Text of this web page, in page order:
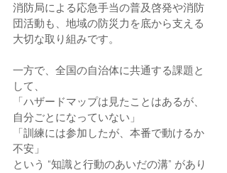
消防局による応急手当の普及啓発や消防
団活動も、地域の防災力を底から支える
大切な取り組みです。
一方で、全国の自治体に共通する課題と
して、
「ハザードマップは見たことはあるが、
自分ごとになっていない」
「訓練には参加したが、本番で動けるか
不安」
という “知識と行動のあいだの溝” があり